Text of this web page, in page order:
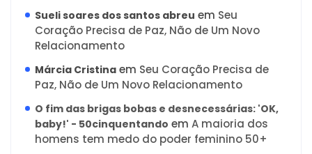
Sueli soares dos santos abreu em Seu
Coração Precisa de Paz, Não de Um Novo
Relacionamento
Márcia Cristina em Seu Coração Precisa de
Paz, Não de Um Novo Relacionamento
O fim das brigas bobas e desnecessárias: 'OK,
baby!' - 50cinquentando em A maioria dos
homens tem medo do poder feminino 50+